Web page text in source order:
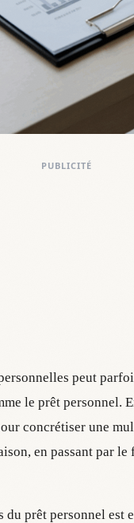
PUBLICITÉ
peut
le prêt personnel.
concrétiser une
en passant par
prêt personnel est